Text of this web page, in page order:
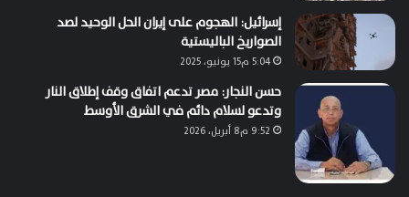
إسرائيل: الهجوم على إيران الحل الوحيد لصد
الصواريخ الباليستية
5:04 م15 يونيو، 2025
حسن النجار: مصر تدعم اتفاق وقف إطلاق النار
وتدعو لسلام دائم في الشرق الأوسط
9:52 م8 أبريل، 2026